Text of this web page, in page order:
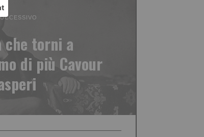
che torni a
di più Cavour